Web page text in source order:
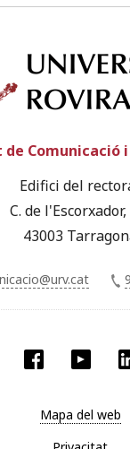
Facebook
de Comunicació
Edifici del
C. de
43003
Mapa del web